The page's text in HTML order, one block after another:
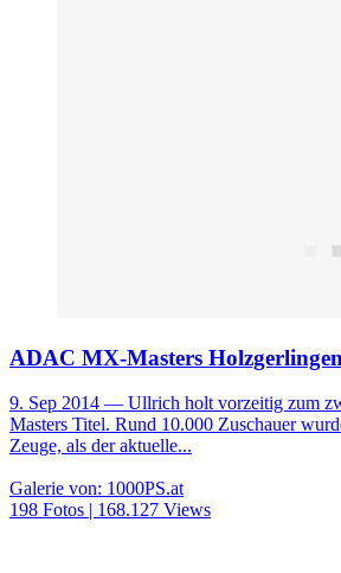
ADAC MX-Masters Holzgerlingen
9. Sep 2014 — Ullrich holt vorzeitig zum
Masters Titel. Rund 10.000 Zuschauer
Zeuge, als der aktuelle...
Galerie von: 1000PS.at
198 Fotos | 168.127 Views